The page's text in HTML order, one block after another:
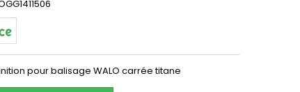
pour balisage WALO carrée titane